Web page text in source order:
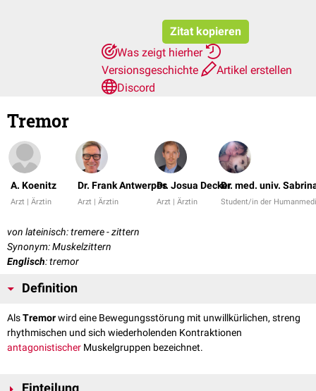
Zitat kopieren
Was zeigt hierher
Versionsgeschichte
Artikel erstellen
Discord
Tremor
A. Koenitz
Arzt | Ärztin
Dr. Frank Antwerpes
Arzt | Ärztin
Dr. Josua Decker
Arzt | Ärztin
Dr. med. univ.
Student/in der
von lateinisch: tremere - zittern
Synonym: Muskelzittern
Englisch: tremor
Definition
AlsTremorwird eine Bewegungsstörung mit unwillkürlichen, streng
rhythmischen und sich wiederholenden Kontraktionen
antagonistischer Muskelgruppen bezeichnet.